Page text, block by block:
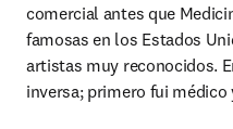
comercial antes que
famosas en los Estados
artistas muy reconocidos.
inversa; primero fui